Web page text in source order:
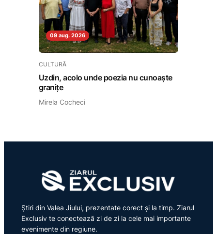
09 aug. 2026
CULTURĂ
Uzdin, acolo unde poezia nu cunoaște
granițe
Mirela Cocheci
Știri din Valea Jiului, prezentate corect și la timp. Ziarul
Exclusiv te conectează zi de zi la cele mai importante
evenimente din regiune.